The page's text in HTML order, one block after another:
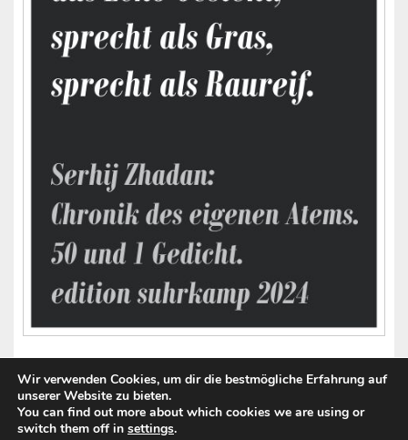
Copyright © 2026 Zwischenwelt International
Wir verwenden Cookies, um dir die bestmögliche Erfahrung auf
unserer Website zu bieten.
You can find out more about which cookies we are using or
switch them off in settings.